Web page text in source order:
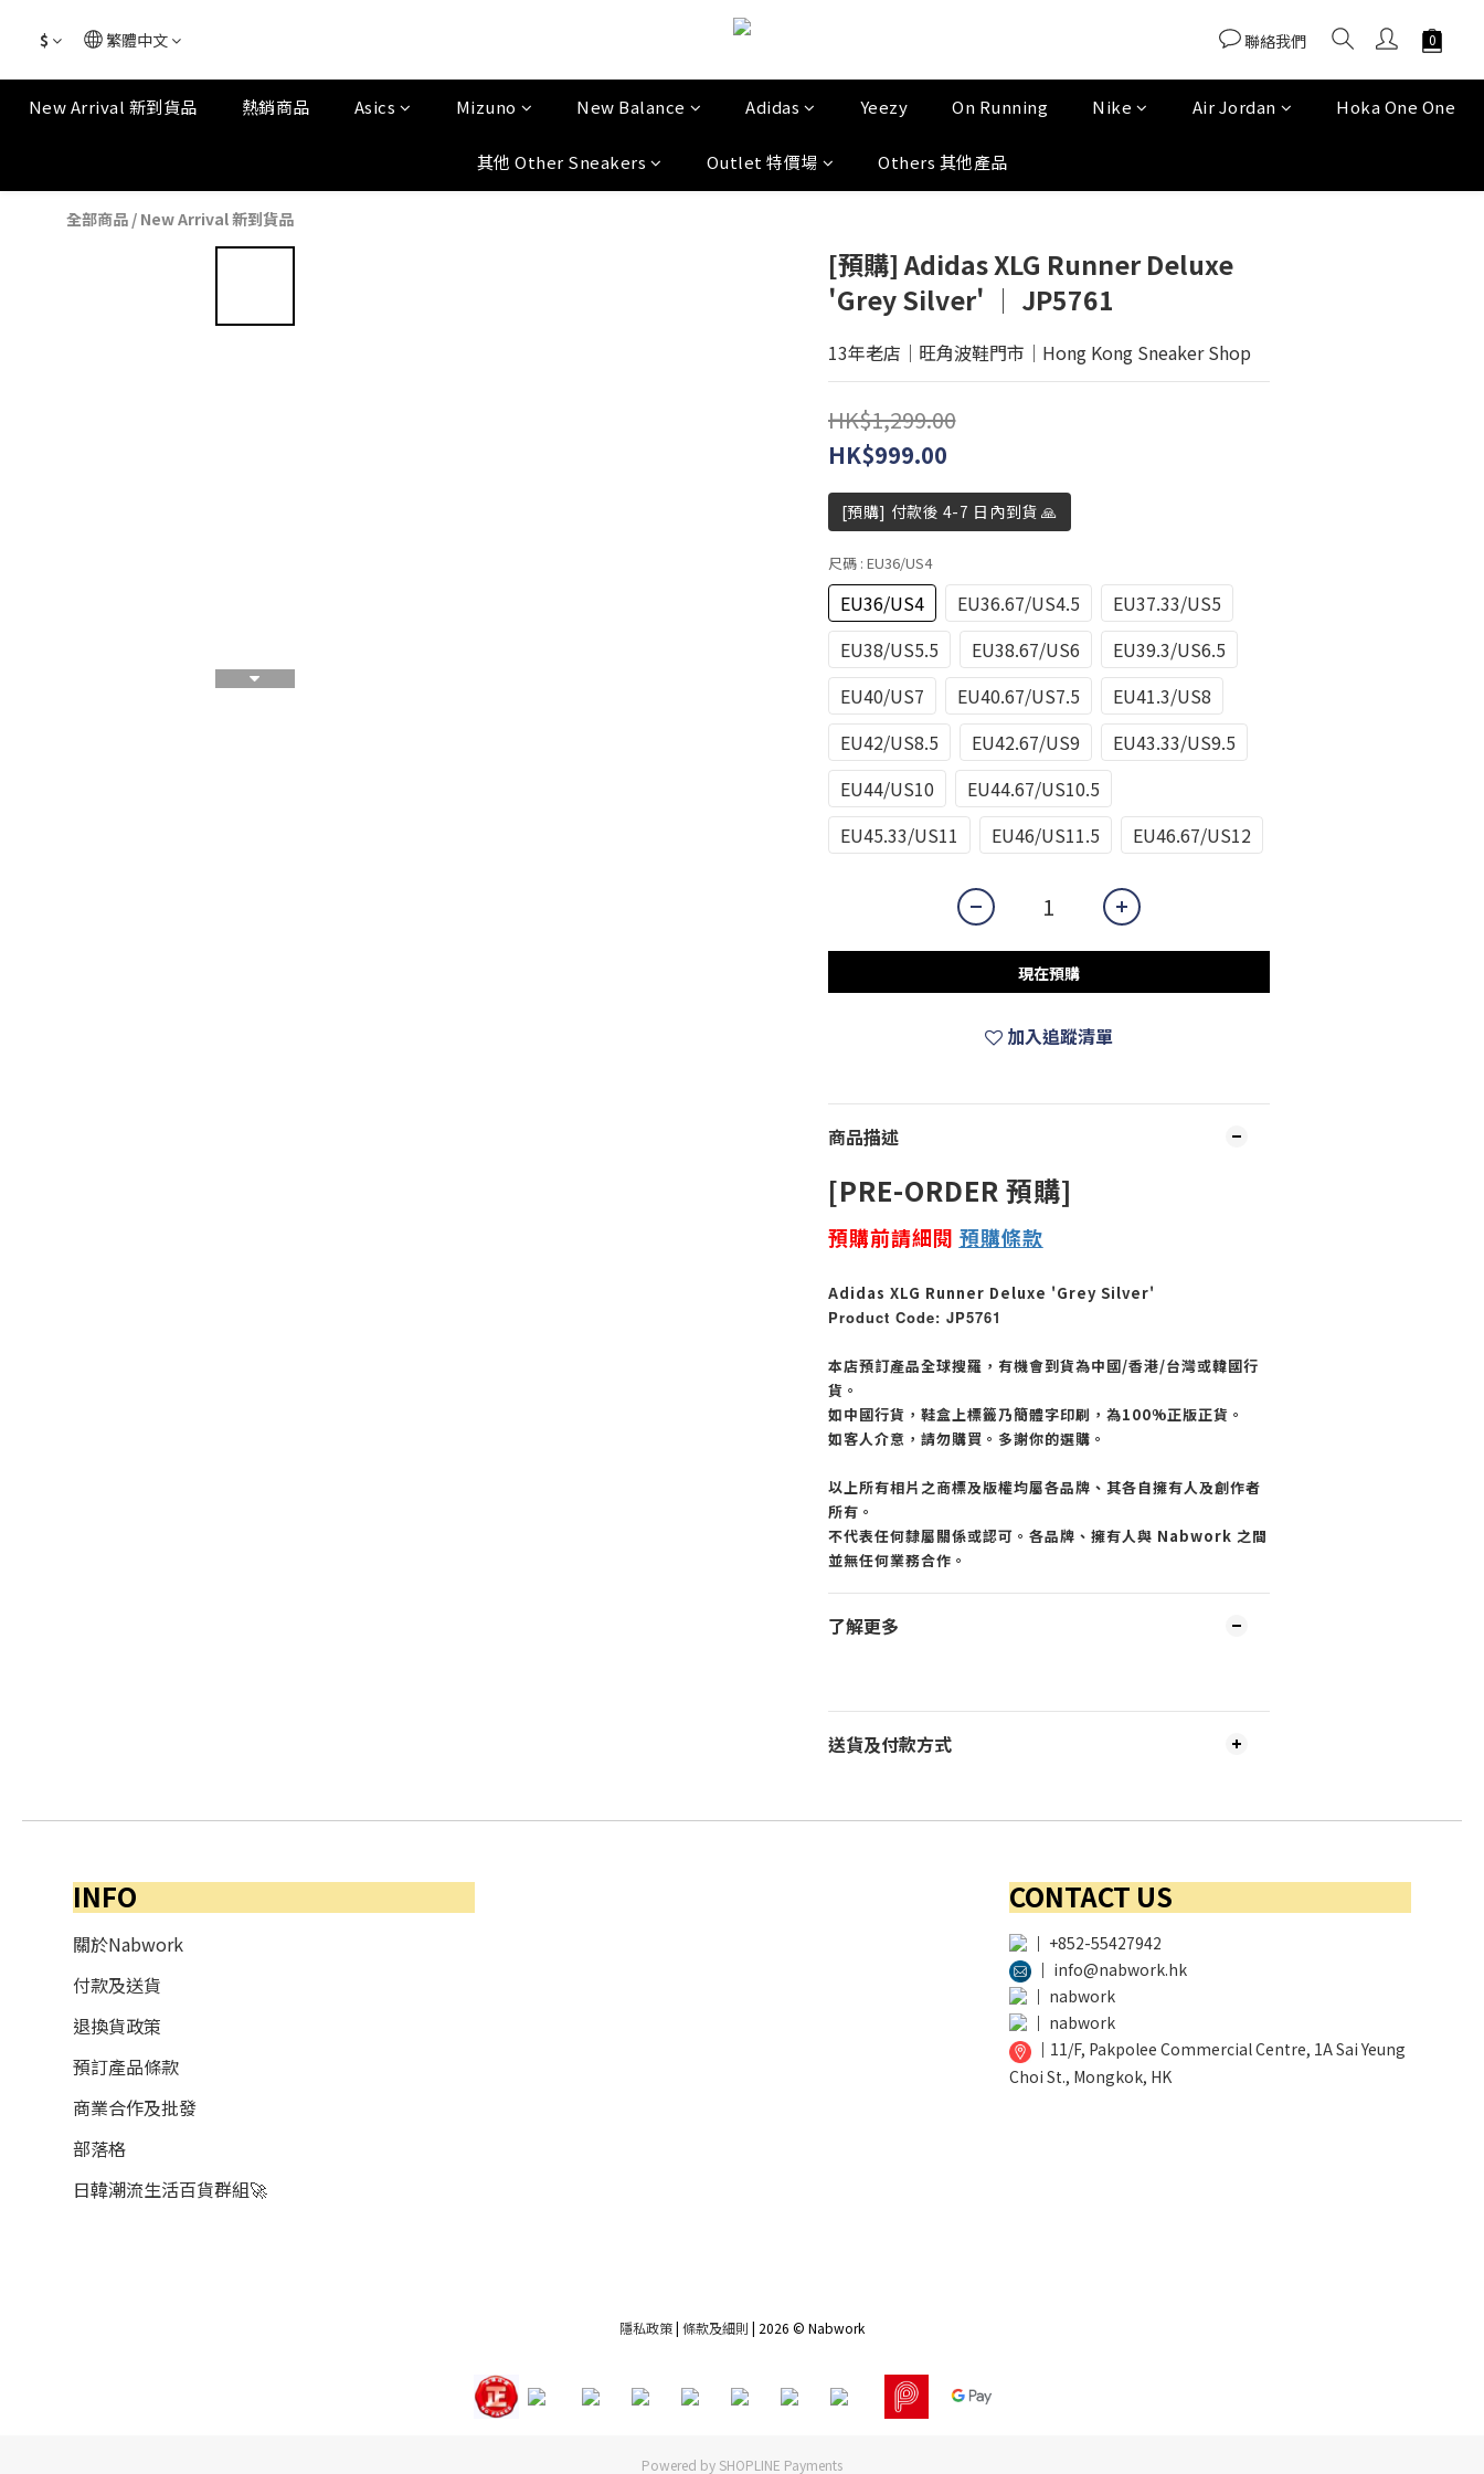
$ 繁體中文 聯絡我們
New Arrival 新到貨品 熱銷商品 Asics Mizuno New Balance Adidas Yeezy On Running Nike Air Jordan Hoka One One
其他 Other Sneakers Outlet 特價場 Others 其他產品
全部商品 / New Arrival 新到貨品
[預購] Adidas XLG Runner Deluxe
'Grey Silver' │ JP5761
13年老店│旺角波鞋門市│Hong Kong Sneaker Shop
HK$1,299.00
HK$999.00
[預購] 付款後 4-7 日內到貨 🙏
尺碼 : EU36/US4
EU36/US4 EU36.67/US4.5
EU37.33/US5
EU38/US5.5
EU38.67/US6
EU39.3/US6.5
EU40/US7
EU40.67/US7.5
EU41.3/US8
EU42/US8.5
EU42.67/US9
EU43.33/US9.5
EU44/US10
EU44.67/US10.5
EU45.33/US11
EU46/US11.5 EU46.67/US12
現在預購
加入追蹤清單
商品描述
[PRE-ORDER 預購]
預購前請細閱 預購條款
Adidas XLG Runner Deluxe 'Grey Silver'
Product Code: JP5761
本店預訂產品全球搜羅，有機會到貨為中國/香港/台灣或韓國行
貨。
如中國行貨，鞋盒上標籤乃簡體字印刷，為100%正版正貨。
如客人介意，請勿購買。多謝你的選購。
以上所有相片之商標及版權均屬各品牌、其各自擁有人及創作者
所有。
不代表任何隸屬關係或認可。各品牌、擁有人與 Nabwork 之間
並無任何業務合作。
了解更多
送貨及付款方式
INFO
關於Nabwork
付款及送貨
退換貨政策
預訂產品條款
商業合作及批發
部落格
日韓潮流生活百貨群組🚀
CONTACT US
│ +852-55427942
│ info@nabwork.hk
│ nabwork
│ nabwork
│ 11/F, Pakpolee Commercial Centre, 1A Sai Yeung
Choi St., Mongkok, HK
隱私政策| 條款及細則 | 2026 © Nabwork
Powered by SHOPLINE Payments